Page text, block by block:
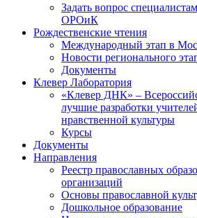
Задать вопрос
ОРОиК
Рождественские чтения
Международный этап в
Новости регионального
Документы
Клевер Лаборатория
«Клевер ДНК» –
лучшие разработки
нравственной культуры
Курсы
Документы
Направления
Реестр православных
организаций
Основы православной
Дошкольное образование